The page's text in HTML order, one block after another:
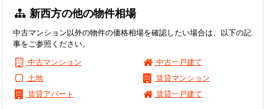
新西方の他の物件相場
中古マンション以外の物件の価格相場を確認したい場合は、以下の記
事をご参照ください。
中古マンション
中古一戸建て
土地
賃貸マンション
賃貸アパート
賃貸一戸建て